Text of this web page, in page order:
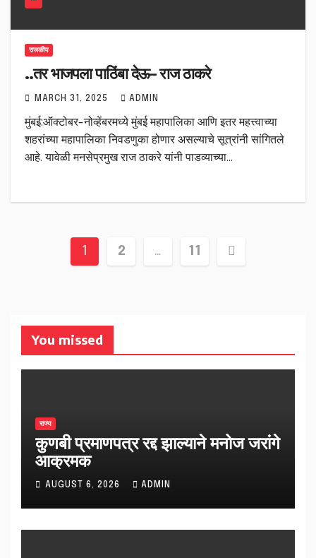
राजकीय
..तर भाजपला पाठिंबा देऊ– राज ठाकरे
MARCH 31, 2025 ADMIN
मुंबई:ऑक्टोबर-नोव्हेंबरमध्ये मुंबई महापालिका आणि इतर महत्त्वाच्या
शहरांच्या महापालिका निवडणुका होणार असल्याचे सूत्रांनी सांगितले
आहे. यावेळी मनसेप्रमुख राज ठाकरे यांनी पाडव्याच्या…
Posts
1 2 … 11
You missed
राज्य
कुणबी प्रमाणपत्र रद्द झाल्याने मनोज जरांगे
आक्रमक
AUGUST 6, 2026 ADMIN